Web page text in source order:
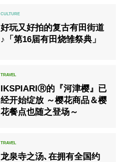
好玩又好拍的复古有田街道
♪「第16届有田烧雏祭典」
IKSPIARIⓇ的『河津樱』已
经开始绽放 ～樱花商品＆樱
花餐点也随之登场～
龙泉寺之汤､在拥有全国约